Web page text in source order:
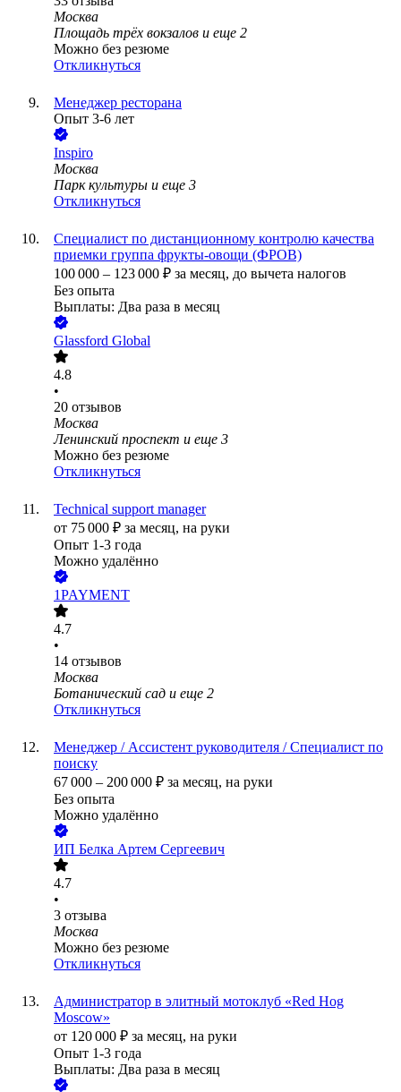
Москва
Площадь трёх вокзалов и еще 2
Можно без резюме
Откликнуться
Менеджер ресторана
Опыт 3-6 лет
Inspiro
Москва
Парк культуры и еще 3
Откликнуться
Специалист по дистанционному контролю качества
приемки группа фрукты-овощи (ФРОВ)
100 000 – 123 000 ₽ за месяц, до вычета налогов
Без опыта
Выплаты: Два раза в месяц
Glassford Global
4.8
•
20 отзывов
Москва
Ленинский проспект и еще 3
Можно без резюме
Откликнуться
Technical support manager
от 75 000 ₽ за месяц, на руки
Опыт 1-3 года
Можно удалённо
1PAYMENT
4.7
•
14 отзывов
Москва
Ботанический сад и еще 2
Откликнуться
Менеджер / Ассистент руководителя / Специалист по
поиску
67 000 – 200 000 ₽ за месяц, на руки
Без опыта
Можно удалённо
ИП Белка Артем Сергеевич
4.7
•
3 отзыва
Москва
Можно без резюме
Откликнуться
Администратор в элитный мотоклуб «Red Hog
Moscow»
от 120 000 ₽ за месяц, на руки
Опыт 1-3 года
Выплаты: Два раза в месяц